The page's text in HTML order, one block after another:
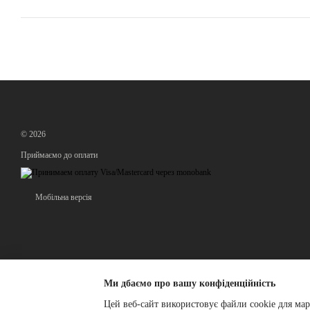
© 2026
Приймаємо до оплати
Мобільна версія
Ми дбаємо про вашу конфіденційність
Цей веб-сайт використовує файли cookie для